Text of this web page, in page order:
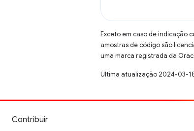
Exceto em caso de indicação
amostras de código são
uma marca registrada da
Última atualização 2024-03-
Contribuir